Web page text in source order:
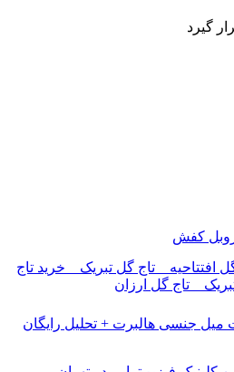
گیرد
کفش
افتتاحیه _ تاج گل تبریک _ خرید تاج
_ تاج گل ارزان
جنسی هالبرت + تحلیل رایگان